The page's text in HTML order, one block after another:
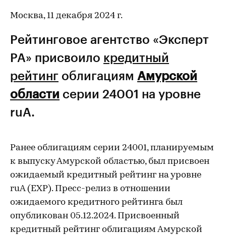
Москва, 11 декабря 2024 г.
Рейтинговое агентство «Эксперт
РА» присвоило кредитный
рейтинг облигациям Амурской
области серии 24001 на уровне
ruА.
Ранее облигациям серии 24001, планируемым
к выпуску Амурской областью, был присвоен
ожидаемый кредитный рейтинг на уровне
ruА (EXP). Пресс-релиз в отношении
ожидаемого кредитного рейтинга был
опубликован 05.12.2024. Присвоенный
кредитный рейтинг облигациям Амурской